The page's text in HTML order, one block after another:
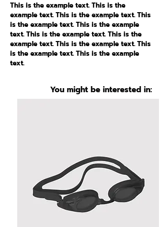
This is the example text. This is the
example text. This is the example text. This
is the example text. This is the example
text. This is the example text. This is the
example text. This is the example text. This
is the example text. This is the example
text.
You might be interested in: